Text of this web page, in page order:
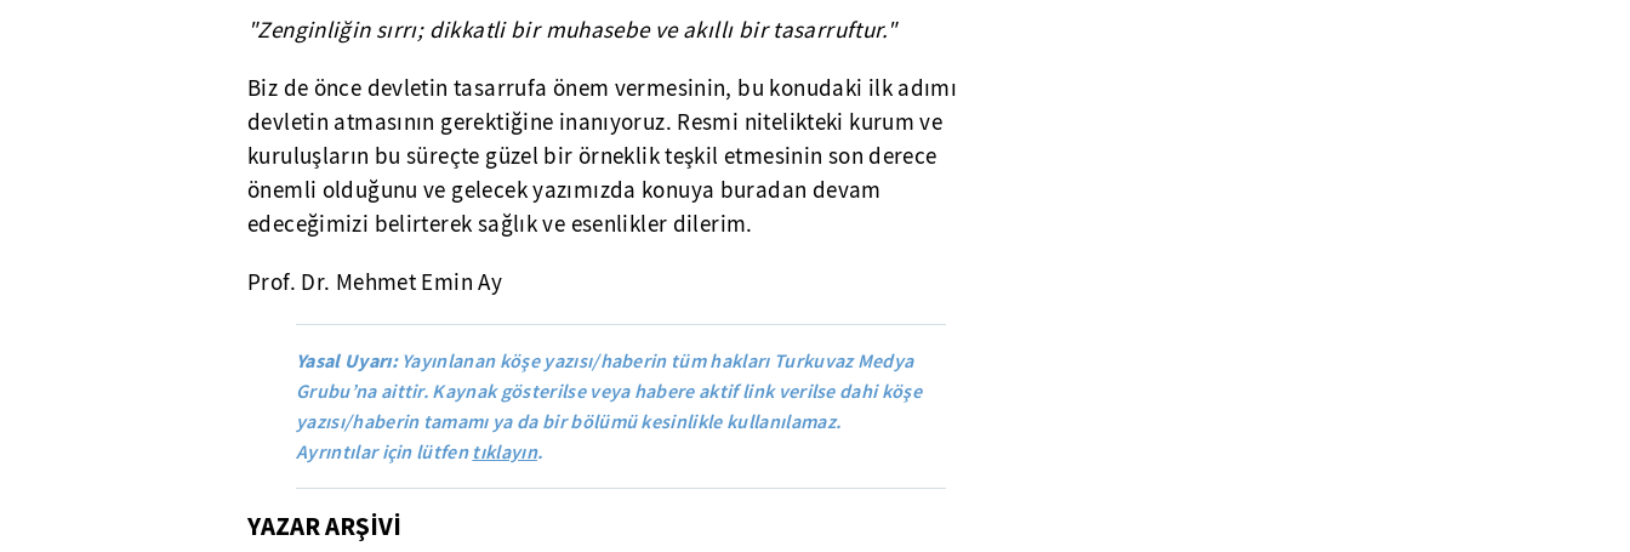
"Zenginliğin sırrı; dikkatli bir muhasebe ve akıllı bir tasarruftur."
Biz de önce devletin tasarrufa önem vermesinin, bu konudaki ilk adımı
devletin atmasının gerektiğine inanıyoruz. Resmi nitelikteki kurum ve
kuruluşların bu süreçte güzel bir örneklik teşkil etmesinin son derece
önemli olduğunu ve gelecek yazımızda konuya buradan devam
edeceğimizi belirterek sağlık ve esenlikler dilerim.
Prof. Dr. Mehmet Emin Ay
Yasal Uyarı: Yayınlanan köşe yazısı/haberin tüm hakları Turkuvaz Medya
Grubu’na aittir. Kaynak gösterilse veya habere aktif link verilse dahi köşe
yazısı/haberin tamamı ya da bir bölümü kesinlikle kullanılamaz.
Ayrıntılar için lütfentıklayın.
YAZAR ARŞİVİ